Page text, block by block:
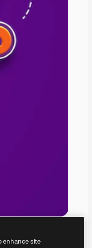
enhance site